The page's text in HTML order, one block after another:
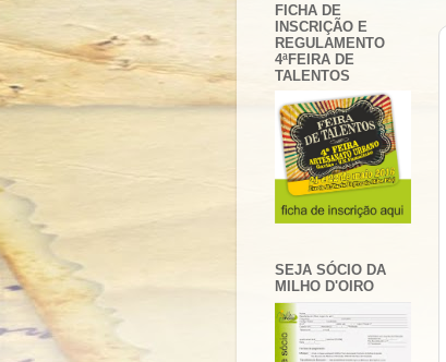
FICHA DE
INSCRIÇÃO E
REGULAMENTO
4ªFEIRA DE
TALENTOS
SEJA SÓCIO DA
MILHO D'OIRO